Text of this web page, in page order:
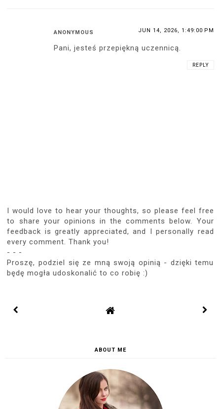
ANONYMOUS JUN 14, 2026, 1:49:00 PM
Pani, jesteś przepiękną uczennicą.
REPLY
I would love to hear your thoughts, so please feel free
to share your opinions in the comments below. Your
feedback is greatly appreciated, and I personally read
every comment. Thank you!
- - -
Proszę, podziel się ze mną swoją opinią - dzięki temu
będę mogła udoskonalić to co robię :)
ABOUT ME